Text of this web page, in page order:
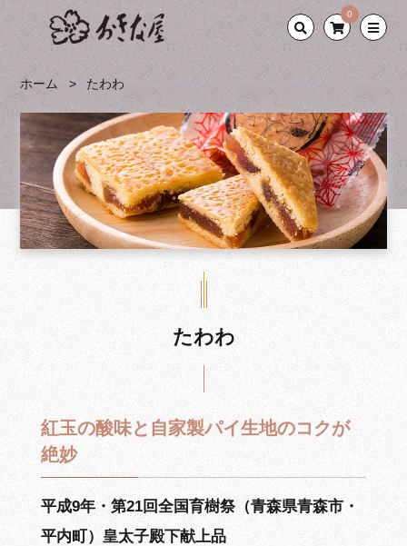
0
ホーム たわわ
たわわ
紅玉の酸味と自家製パイ生地のコクが
絶妙
平成9年・第21回全国育樹祭（青森県青森市・
平内町）皇太子殿下献上品